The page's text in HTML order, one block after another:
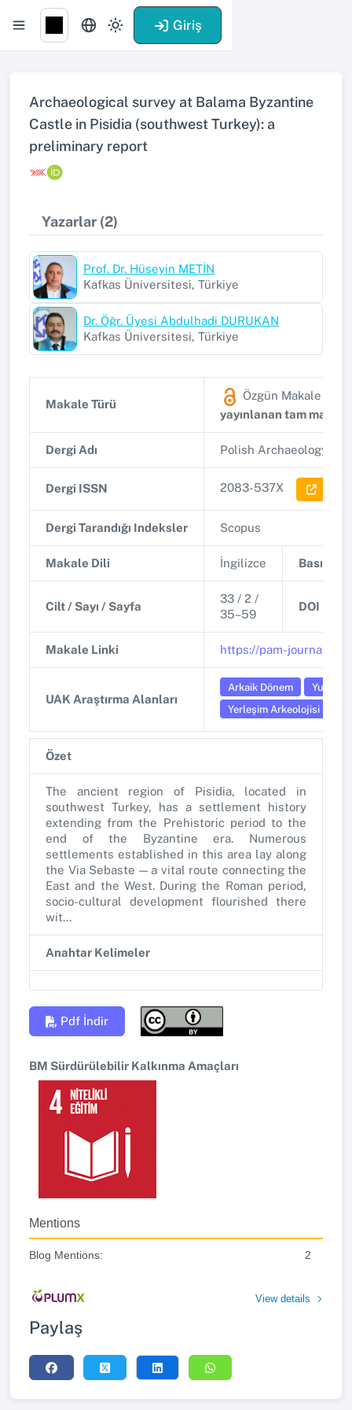
Giriş
Archaeological survey at Balama Byzantine
Castle in Pisidia (southwest Turkey): a
preliminary report
Yazarlar (2)
Prof. Dr. Hüseyin METİN
Kafkas Üniversitesi, Türkiye
Dr. Öğr. Üyesi Abdulhadi DURUKAN
Kafkas Üniversitesi, Türkiye
Makale Türü
Özgün Makale
yayınlanan tam
Dergi Adı Polish Archaeology in
Dergi ISSN 2083-537X
Dergi Tarandığı Indeksler Scopus
Makale Dili İngilizce Basım
Cilt / Sayı / Sayfa
33 / 2 /
35–59
DOI
Makale Linki https://pam-journal.pl/
UAK Araştırma Alanları
Arkaik Dönem
Yunan
Yerleşim Arkeolojisi
Özet
The ancient region of Pisidia, located in
southwest Turkey, has a settlement history
extending from the Prehistoric period to the
end of the Byzantine era. Numerous
settlements established in this area lay along
the Via Sebaste — a vital route connecting the
East and the West. During the Roman period,
socio-cultural development flourished there
wit...
Anahtar Kelimeler
Pdf İndir
BM Sürdürülebilir Kalkınma Amaçları
Mentions
Blog Mentions: 2
View details
Paylaş